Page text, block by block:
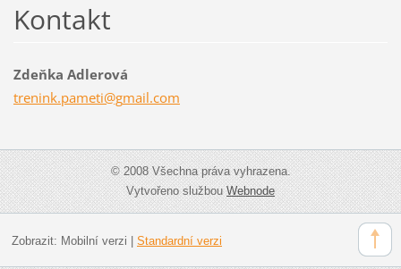
Kontakt
Zdeňka Adlerová
trenink.pameti@gmail.com
© 2008 Všechna práva vyhrazena.
Vytvořeno službouWebnode
Zobrazit: Mobilní verzi | Standardní verzi